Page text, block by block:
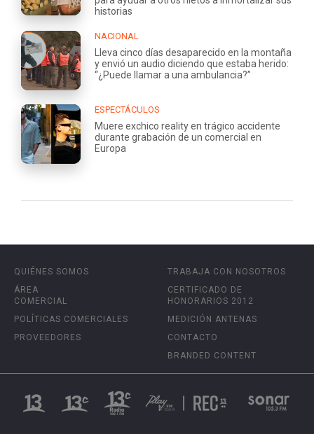
historias
NACIONAL
Lleva cinco días desaparecido en la montaña
y envió un audio diciendo que estaba herido:
“¿Puede llamar a una ambulancia?”
ESPECTÁCULOS
Muere exchico reality en trágico accidente
durante grabación de un comercial en
Europa
QUIÉNES SOMOS
ÁREA
COMERCIAL
POLÍTICAS COMERCIALES
PROVEEDORES
TRABAJA CON NOSOTROS
CERTIFICADO DE
HONORARIOS 2012
MEDICIÓN ANTENAS
CONTACTO
BRANDED CONTENT